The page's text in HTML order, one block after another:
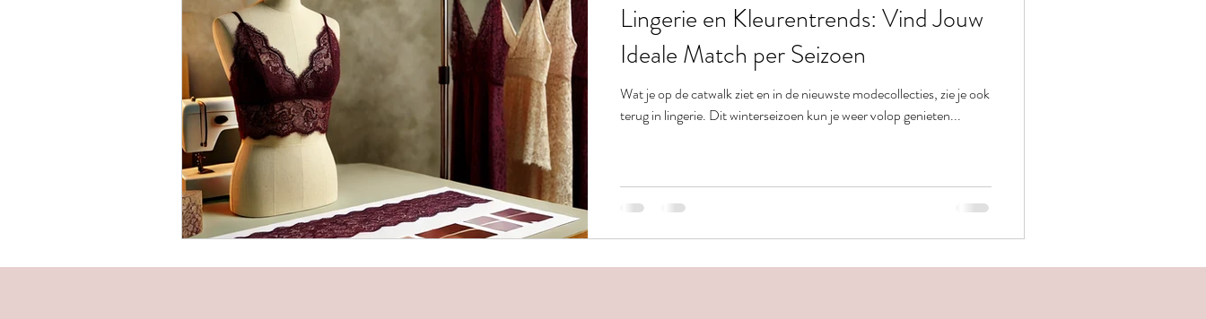
Lingerie en Kleurentrends: Vind Jouw
Ideale Match per Seizoen
Wat je op de catwalk ziet en in de nieuwste modecollecties, zie je ook
terug in lingerie. Dit winterseizoen kun je weer volop genieten...